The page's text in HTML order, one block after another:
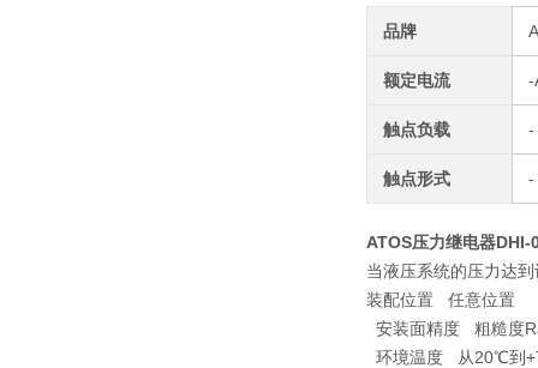
品牌
额定电流 -
触点负载 -
触点形式 -
ATOS压力继电器DHI-
当液压系统的压力达
装配位置 任意位置
安装面精度 粗糙度
环境温度 从20℃到